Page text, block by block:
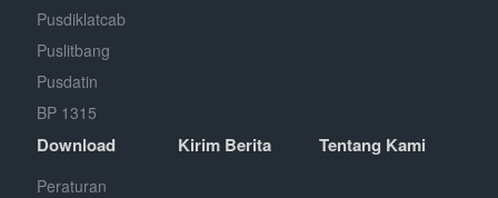
Pusdiklatcab
Puslitbang
Pusdatin
BP 1315
Download
Peraturan
Kirim Berita Tentang Kami